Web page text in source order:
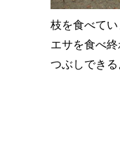
枝を食べてい
エサを食べ
つぶしできる